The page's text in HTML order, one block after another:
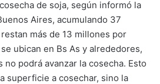
de soja, según informó la
Aires, acumulando 37
más de 13 millones por
ubican en Bs As y alrededores,
podrá avanzar la cosecha. Esto
superficie a cosechar, sino la